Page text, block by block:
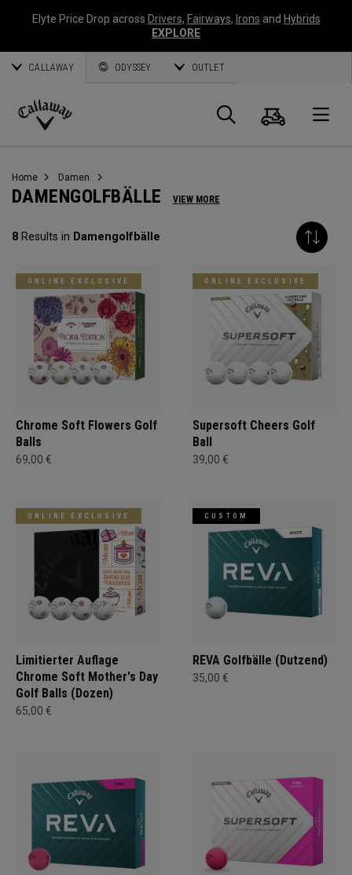
Elyte Price Drop across Drivers, Fairways, Irons and Hybrids
EXPLORE
CALLAWAY ODYSSEY OUTLET
Callaway
Suche
Home Damen
DAMENGOLFBÄLLE VIEW MORE
8 Results in Damengolfbälle
ONLINE EXCLUSIVE
Chrome Soft Flowers Golf
Balls
69,00 €
ONLINE EXCLUSIVE
Supersoft Cheers Golf
Ball
39,00 €
ONLINE EXCLUSIVE
Limitierter Auflage
Chrome Soft Mother's Day
Golf Balls (Dozen)
65,00 €
CUSTOM
REVA Golfbälle (Dutzend)
35,00 €